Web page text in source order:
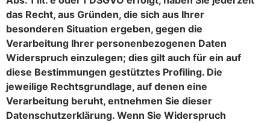
das Recht, aus Gründen, die sich aus Ihrer
besonderen Situation ergeben, gegen die
Verarbeitung Ihrer personenbezogenen Daten
Widerspruch einzulegen; dies gilt auch für ein auf
diese Bestimmungen gestütztes Profiling. Die
jeweilige Rechtsgrundlage, auf denen eine
Verarbeitung beruht, entnehmen Sie dieser
Datenschutzerklärung. Wenn Sie Widerspruch